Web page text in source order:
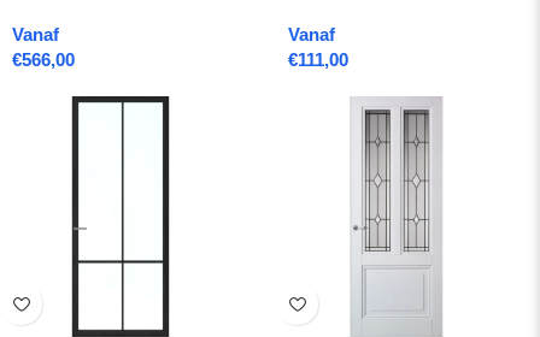
Vanaf
€566,00
Vanaf
€111,00